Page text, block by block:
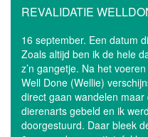
REVALIDATIE
16 september. Een datum
Zoals altijd ben ik de hele
z’n gangetje. Na het
Well Done (Wellie)
direct gaan wandelen
dierenarts gebeld en ik
doorgestuurd. Daar bleek